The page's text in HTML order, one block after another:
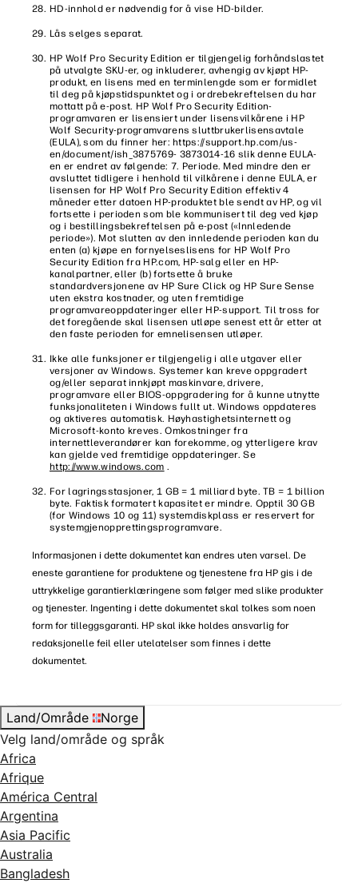
HD-innhold er nødvendig for å vise HD-bilder.
Lås selges separat.
HP Wolf Pro Security Edition er tilgjengelig forhåndslastet
på utvalgte SKU-er, og inkluderer, avhengig av kjøpt HP-
produkt, en lisens med en terminlengde som er formidlet
til deg på kjøpstidspunktet og i ordrebekreftelsen du har
mottatt på e-post. HP Wolf Pro Security Edition-
programvaren er lisensiert under lisensvilkårene i HP
Wolf Security-programvarens sluttbrukerlisensavtale
(EULA), som du finner her: https://support.hp.com/us-
en/document/ish_3875769- 3873014-16 slik denne EULA-
en er endret av følgende: 7. Periode. Med mindre den er
avsluttet tidligere i henhold til vilkårene i denne EULA, er
lisensen for HP Wolf Pro Security Edition effektiv 4
måneder etter datoen HP-produktet ble sendt av HP, og vil
fortsette i perioden som ble kommunisert til deg ved kjøp
og i bestillingsbekreftelsen på e-post («Innledende
periode»). Mot slutten av den innledende perioden kan du
enten (a) kjøpe en fornyelseslisens for HP Wolf Pro
Security Edition fra HP.com, HP-salg eller en HP-
kanalpartner, eller (b) fortsette å bruke
standardversjonene av HP Sure Click og HP Sure Sense
uten ekstra kostnader, og uten fremtidige
programvareoppdateringer eller HP-support. Til tross for
det foregående skal lisensen utløpe senest ett år etter at
den faste perioden for emnelisensen utløper.
Ikke alle funksjoner er tilgjengelig i alle utgaver eller
versjoner av Windows. Systemer kan kreve oppgradert
og/eller separat innkjøpt maskinvare, drivere,
programvare eller BIOS-oppgradering for å kunne utnytte
funksjonaliteten i Windows fullt ut. Windows oppdateres
og aktiveres automatisk. Høyhastighetsinternett og
Microsoft-konto kreves. Omkostninger fra
internettleverandører kan forekomme, og ytterligere krav
kan gjelde ved fremtidige oppdateringer. Se
http://www.windows.com .
For lagringsstasjoner, 1 GB = 1 milliard byte. TB = 1 billion
byte. Faktisk formatert kapasitet er mindre. Opptil 30 GB
(for Windows 10 og 11) systemdiskplass er reservert for
systemgjenopprettingsprogramvare.
Informasjonen i dette dokumentet kan endres uten varsel. De
eneste garantiene for produktene og tjenestene fra HP gis i de
uttrykkelige garantierklæringene som følger med slike produkter
og tjenester. Ingenting i dette dokumentet skal tolkes som noen
form for tilleggsgaranti. HP skal ikke holdes ansvarlig for
redaksjonelle feil eller utelatelser som finnes i dette
dokumentet.
Land/Område
Norge
Velg land/område og språk
Africa
Afrique
América Central
Argentina
Asia Pacific
Australia
Bangladesh